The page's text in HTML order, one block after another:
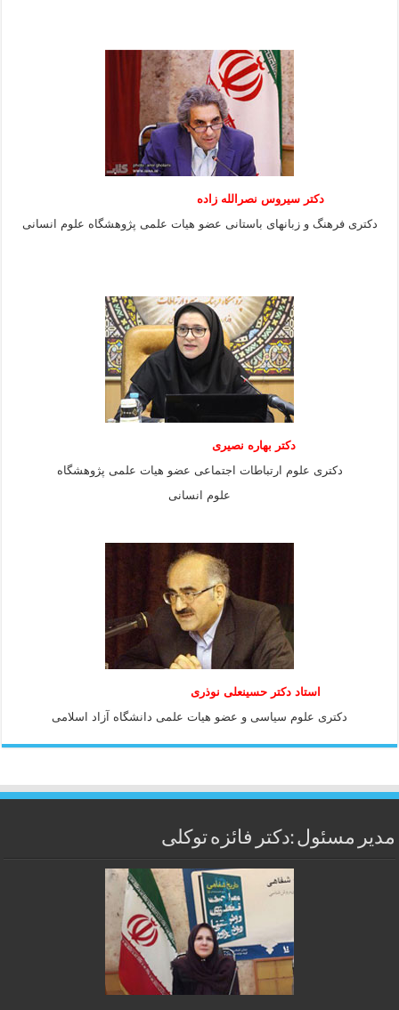
دکتر سیروس نصرالله زاده
دکتری فرهنگ و زبانهای باستانی عضو هیات علمی پژوهشگاه علوم انسانی
دکتر بهاره نصیری
دکتری علوم ارتباطات اجتماعی عضو هیات علمی پژوهشگاه
علوم انسانی
استاد دكتر حسينعلی نوذری
دكتری علوم سياسی و عضو هيات علمی دانشگاه آزاد اسلامی
مدیر مسئول :دکتر فائزه توکلی